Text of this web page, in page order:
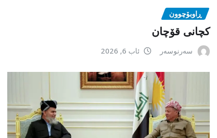
ڕاوبۆچوون
کچانی قۆچان
سەرنوسەر ئاب 6, 2026